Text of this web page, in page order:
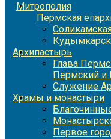
Митрополия
Пермская
Архипастырь
Глава
Пермский и
Служение
Храмы и монастыри
Первое